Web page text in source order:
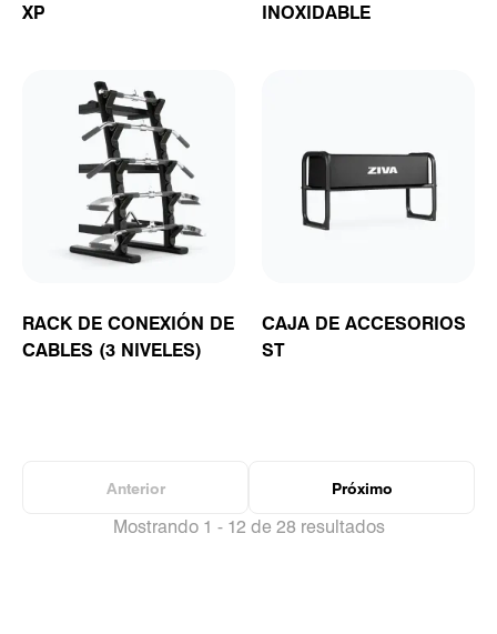
XP
INOXIDABLE
RACK DE CONEXIÓN DE
CABLES (3 NIVELES)
CAJA DE ACCESORIOS
ST
Mostrando 1 - 12 de 28 resultados
Anterior Próximo